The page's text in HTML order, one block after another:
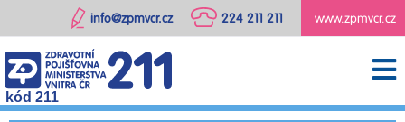
www.zpmvcr.cz
224 211 211
info@zpmvcr.cz
kód 211